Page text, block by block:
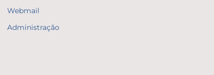
Webmail
Administração